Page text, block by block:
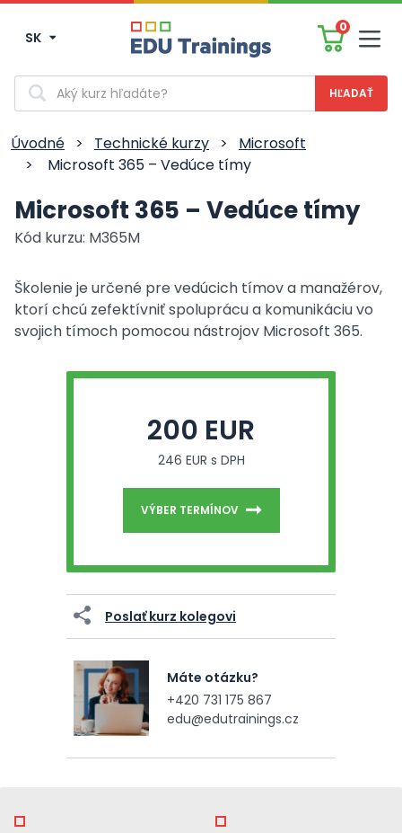
SK
0
Vyhľadávanie
Úvodné > Technické kurzy >
Microsoft
>
Microsoft 365 – Vedúce tímy
Microsoft 365 – Vedúce tímy
Kód kurzu: M365M
Školenie je určené pre vedúcich tímov a manažérov,
ktorí chcú zefektívniť spoluprácu a komunikáciu vo
svojich tímoch pomocou nástrojov Microsoft 365.
200 EUR
246 EUR s DPH
VÝBER TERMÍNOV
Poslať kurz kolegovi
Máte otázku?
+420 731 175 867
edu@edutrainings.cz